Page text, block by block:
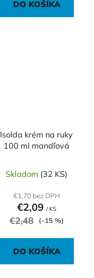
DO KOŠÍKA
Isolda krém na ruky
100 ml mandľová
Skladom (32 KS)
€1,70 bez DPH
€2,09 / KS
€2,48 (–15 %)
DO KOŠÍKA